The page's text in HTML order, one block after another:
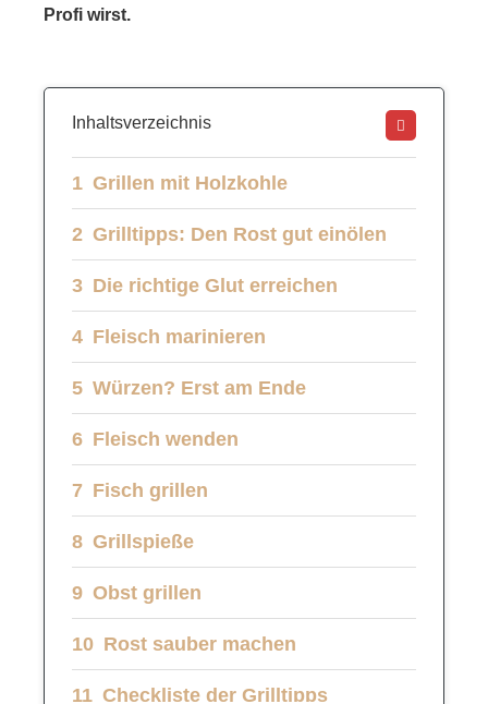
Profi wirst.
Inhaltsverzeichnis
Grillen mit Holzkohle
Grilltipps: Den Rost gut einölen
Die richtige Glut erreichen
Fleisch marinieren
Würzen? Erst am Ende
Fleisch wenden
Fisch grillen
Grillspieße
Obst grillen
Rost sauber machen
Checkliste der Grilltipps